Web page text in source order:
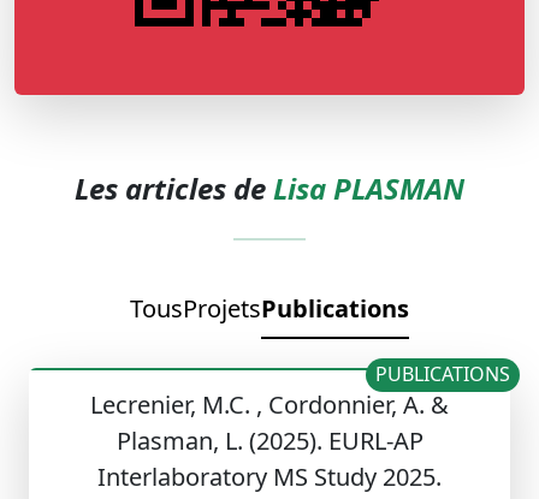
Les articles deLisa PLASMAN
TousProjetsPublications
Lecrenier, M.C. , Cordonnier, A. &
Plasman, L. (2025). EURL-AP
Interlaboratory MS Study 2025.
PUBLICATIONS